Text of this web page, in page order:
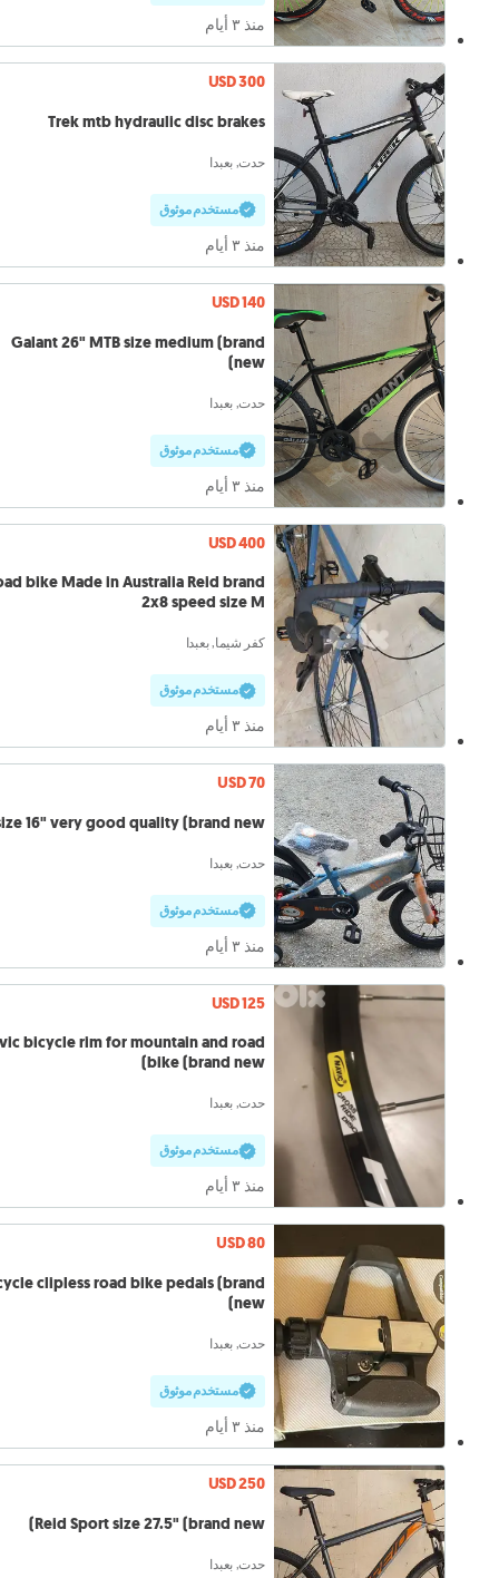
منذ ٣ أيام
USD 300
Trek mtb hydraulic disc brakes
حدت, بعبدا
مستخدم موثوق
منذ ٣ أيام
USD 140
Galant 26" MTB size medium (brand
new)
حدت, بعبدا
مستخدم موثوق
منذ ٣ أيام
USD 400
bike Made in Australia Reid brand
2x8 speed size M
كفر شيما, بعبدا
مستخدم موثوق
منذ ٣ أيام
USD 70
16" very good quality (brand new)
حدت, بعبدا
مستخدم موثوق
منذ ٣ أيام
USD 125
bicycle rim for mountain and road
bike (brand new)
حدت, بعبدا
مستخدم موثوق
منذ ٣ أيام
USD 80
clipless road bike pedals (brand
new)
حدت, بعبدا
مستخدم موثوق
منذ ٣ أيام
USD 250
Reid Sport size 27.5" (brand new)
حدت, بعبدا